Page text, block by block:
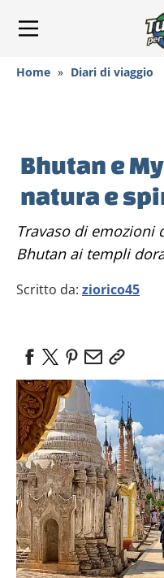
Home » Diari di viaggio
Bhutan e
natura e
Travaso di emozioni dal misticismo tibetano in
Bhutan ai templi
Scritto da: ziorico45